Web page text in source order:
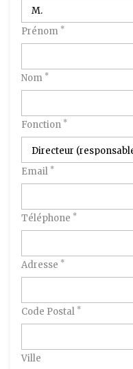
Prénom *
Nom *
Fonction *
Email *
Téléphone *
Adresse *
Code Postal *
Ville